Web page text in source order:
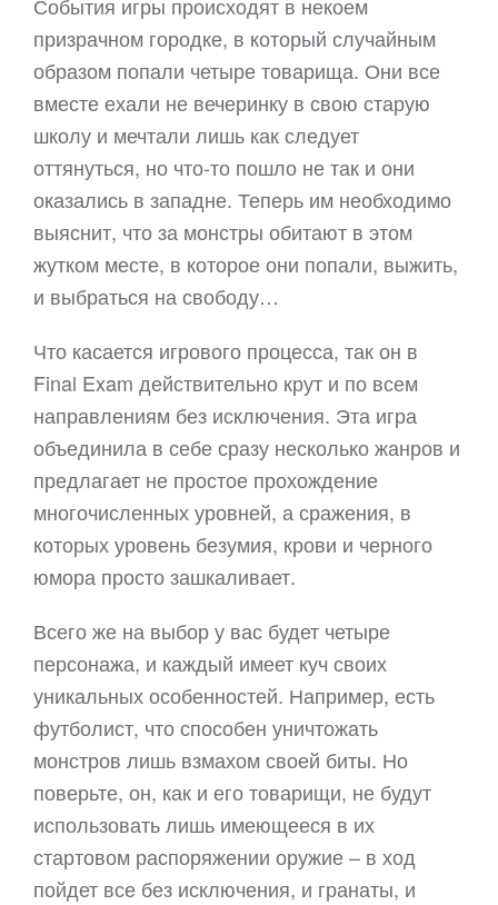
призрачном городке, в который случайным
образом попали четыре товарища. Они все
вместе ехали не вечеринку в свою старую
школу и мечтали лишь как следует
оттянуться, но что-то пошло не так и они
оказались в западне. Теперь им необходимо
выяснит, что за монстры обитают в этом
жутком месте, в которое они попали, выжить,
и выбраться на свободу…
Что касается игрового процесса, так он в
Final Exam действительно крут и по всем
направлениям без исключения. Эта игра
объединила в себе сразу несколько жанров и
предлагает не простое прохождение
многочисленных уровней, а сражения, в
которых уровень безумия, крови и черного
юмора просто зашкаливает.
Всего же на выбор у вас будет четыре
персонажа, и каждый имеет куч своих
уникальных особенностей. Например, есть
футболист, что способен уничтожать
монстров лишь взмахом своей биты. Но
поверьте, он, как и его товарищи, не будут
использовать лишь имеющееся в их
стартовом распоряжении оружие – в ход
пойдет все без исключения, и гранаты, и